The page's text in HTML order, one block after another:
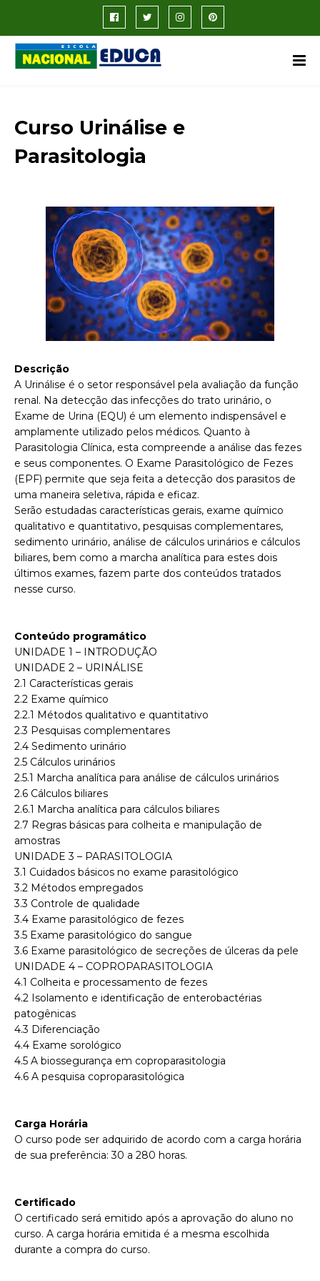
Curso Urinálise e
Parasitologia
Descrição
A Urinálise é o setor responsável pela avaliação da função
renal. Na detecção das infecções do trato urinário, o
Exame de Urina (EQU) é um elemento indispensável e
amplamente utilizado pelos médicos. Quanto à
Parasitologia Clínica, esta compreende a análise das fezes
e seus componentes. O Exame Parasitológico de Fezes
(EPF) permite que seja feita a detecção dos parasitos de
uma maneira seletiva, rápida e eficaz.
Serão estudadas características gerais, exame químico
qualitativo e quantitativo, pesquisas complementares,
sedimento urinário, análise de cálculos urinários e cálculos
biliares, bem como a marcha analítica para estes dois
últimos exames, fazem parte dos conteúdos tratados
nesse curso.
Conteúdo programático
UNIDADE 1 – INTRODUÇÃO
UNIDADE 2 – URINÁLISE
2.1 Características gerais
2.2 Exame químico
2.2.1 Métodos qualitativo e quantitativo
2.3 Pesquisas complementares
2.4 Sedimento urinário
2.5 Cálculos urinários
2.5.1 Marcha analítica para análise de cálculos urinários
2.6 Cálculos biliares
2.6.1 Marcha analítica para cálculos biliares
2.7 Regras básicas para colheita e manipulação de
amostras
UNIDADE 3 – PARASITOLOGIA
3.1 Cuidados básicos no exame parasitológico
3.2 Métodos empregados
3.3 Controle de qualidade
3.4 Exame parasitológico de fezes
3.5 Exame parasitológico do sangue
3.6 Exame parasitológico de secreções de úlceras da pele
UNIDADE 4 – COPROPARASITOLOGIA
4.1 Colheita e processamento de fezes
4.2 Isolamento e identificação de enterobactérias
patogênicas
4.3 Diferenciação
4.4 Exame sorológico
4.5 A biossegurança em coproparasitologia
4.6 A pesquisa coproparasitológica
Carga Horária
O curso pode ser adquirido de acordo com a carga horária
de sua preferência: 30 a 280 horas.
Certificado
O certificado será emitido após a aprovação do aluno no
curso. A carga horária emitida é a mesma escolhida
durante a compra do curso.